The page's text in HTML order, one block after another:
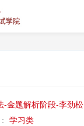
-金题解析阶段-李劲松
学习类